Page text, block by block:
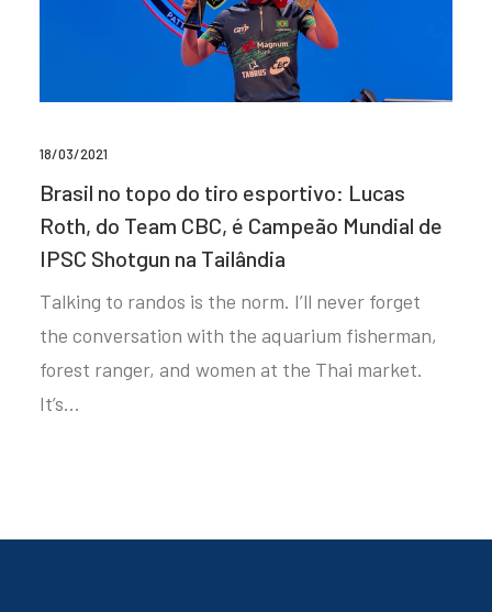
18/03/2021
Brasil no topo do tiro esportivo: Lucas
Roth, do Team CBC, é Campeão Mundial de
IPSC Shotgun na Tailândia
Talking to randos is the norm. I’ll never forget
the conversation with the aquarium fisherman,
forest ranger, and women at the Thai market.
It’s…